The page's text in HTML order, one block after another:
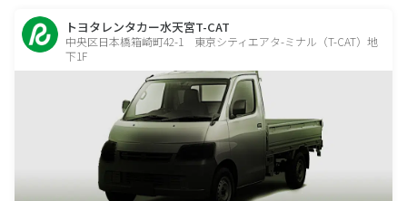
トヨタレンタカー水天宮T-CAT
中央区日本橋箱崎町42-1 東京シティエアタ-ミナル（T-CAT）地
下1F